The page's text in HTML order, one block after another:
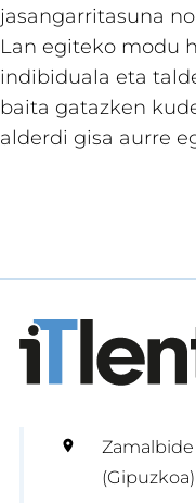
jasangarritasuna
Lan egiteko modu
indibiduala eta
baita gatazken
alderdi gisa aurre
(Gipuzkoa)